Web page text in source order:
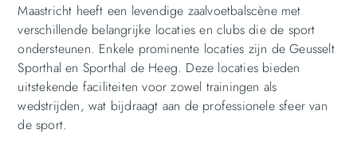
Maastricht heeft een levendige zaalvoetbalscène met
verschillende belangrijke locaties en clubs die de sport
ondersteunen. Enkele prominente locaties zijn de Geusselt
Sporthal en Sporthal de Heeg. Deze locaties bieden
uitstekende faciliteiten voor zowel trainingen als
wedstrijden, wat bijdraagt aan de professionele sfeer van
de sport.